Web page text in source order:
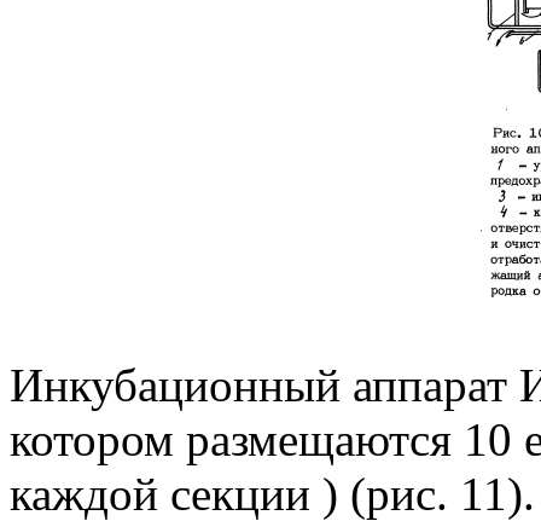
Инкубационный аппарат
котором размещаются 10
каждой секции ) (рис.